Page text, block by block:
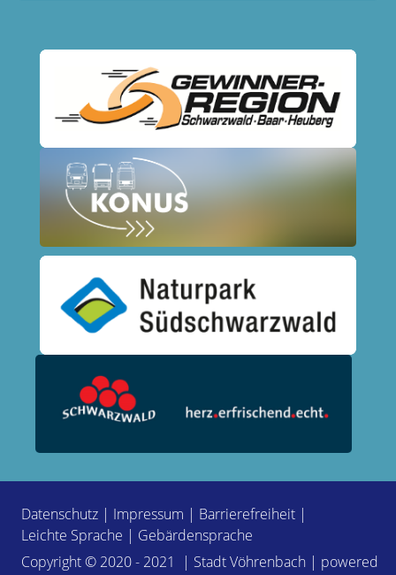
Datenschutz | Impressum | Barrierefreiheit |
Leichte Sprache | Gebärdensprache
Copyright © 2020 - 2021 | Stadt Vöhrenbach | powered